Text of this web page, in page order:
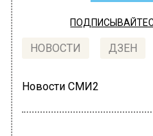
НОВОСТИ ДЗЕН
Новости СМИ2